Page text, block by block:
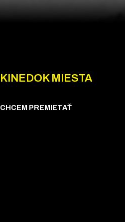
KINEDOK MIESTA
CHCEM PREMIETAŤ